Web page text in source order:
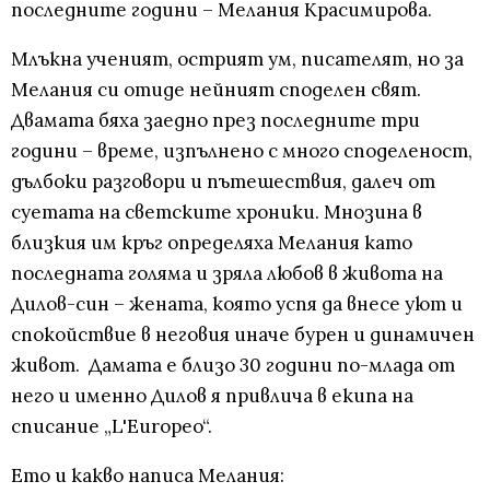
последните години – Мелания Красимирова.
Млъкна ученият, острият ум, писателят, но за
Мелания си отиде нейният споделен свят.
Двамата бяха заедно през последните три
години – време, изпълнено с много споделеност,
дълбоки разговори и пътешествия, далеч от
суетата на светските хроники. Мнозина в
близкия им кръг определяха Мелания като
последната голяма и зряла любов в живота на
Дилов-син – жената, която успя да внесе уют и
спокойствие в неговия иначе бурен и динамичен
живот. Дамата е близо 30 години по-млада от
него и именно Дилов я привлича в екипа на
списание „L'Europeo“.
Ето и какво написа Мелания: